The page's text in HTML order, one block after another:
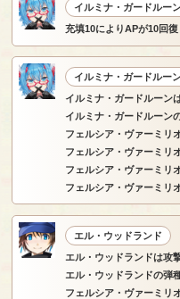
イルミナ・ガードルー
充填10によりAPが10回復
イルミナ・ガードルー
イルミナ・ガードルーン
イルミナ・ガードルーン
フェルシア・ヴァーミリ
フェルシア・ヴァーミリ
フェルシア・ヴァーミリ
フェルシア・ヴァーミリ
エル・ウッドランド
エル・ウッドランドは攻
エル・ウッドランドの弾
フェルシア・ヴァーミリ